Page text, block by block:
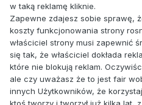
w taką reklamę kliknie.
Zapewne zdajesz sobie sprawę,
koszty funkcjonowania strony
właściciel strony musi zapewnić
się tak, że właściciel dokłada
które nie blokują reklam.
ale czy uważasz że to jest fair
innych Użytkowników, że